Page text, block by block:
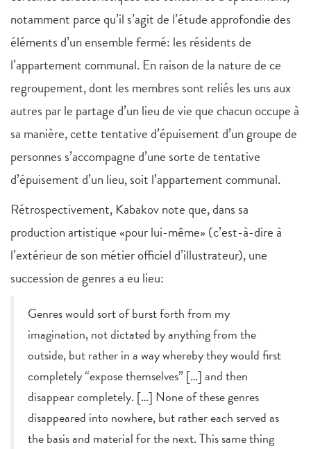
notamment parce qu’il s’agit de l’étude approfondie des
éléments d’un ensemble fermé: les résidents de
l’appartement communal. En raison de la nature de ce
regroupement, dont les membres sont reliés les uns aux
autres par le partage d’un lieu de vie que chacun occupe à
sa manière, cette tentative d’épuisement d’un groupe de
personnes s’accompagne d’une sorte de tentative
d’épuisement d’un lieu, soit l’appartement communal.
Rétrospectivement, Kabakov note que, dans sa
production artistique «pour lui-même» (c’est-à-dire à
l’extérieur de son métier officiel d’illustrateur), une
succession de genres a eu lieu:
Genres would sort of burst forth from my
imagination, not dictated by anything from the
outside, but rather in a way whereby they would first
completely “expose themselves” […] and then
disappear completely. […] None of these genres
disappeared into nowhere, but rather each served as
the basis and material for the next. This same thing